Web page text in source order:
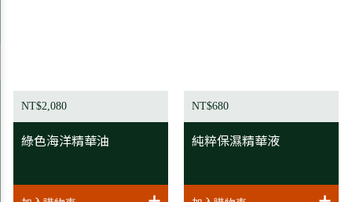
NT$2,080
綠色海洋精華油
NT$680
純粹保濕精華液